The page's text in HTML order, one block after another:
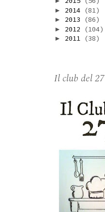
► 2014 (81)
► 2013 (86)
► 2012 (104)
► 2011 (38)
Il club del 27